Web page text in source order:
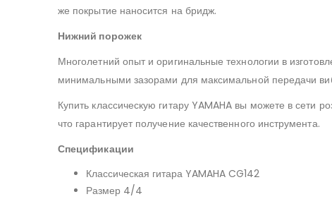
же покрытие наносится на бридж.
Нижний порожек
Многолетний опыт и оригинальные технологии в
минимальными зазорами для максимальной передачи
Купить классическую гитару YAMAHA вы можете в сети
что гарантирует получение качественного инструмента.
Спецификации
Классическая гитара YAMAHA CG142
Размер 4/4